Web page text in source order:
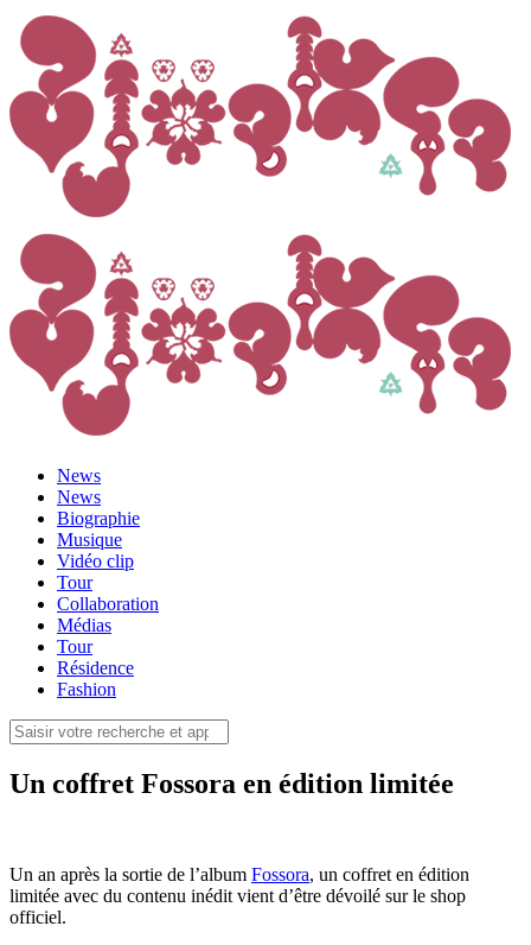
News
News
Biographie
Musique
Vidéo clip
Tour
Collaboration
Médias
Tour
Résidence
Fashion
Un coffret Fossora en édition limitée
Un an après la sortie de l’album Fossora, un coffret en édition
limitée avec du contenu inédit vient d’être dévoilé sur le shop
officiel.